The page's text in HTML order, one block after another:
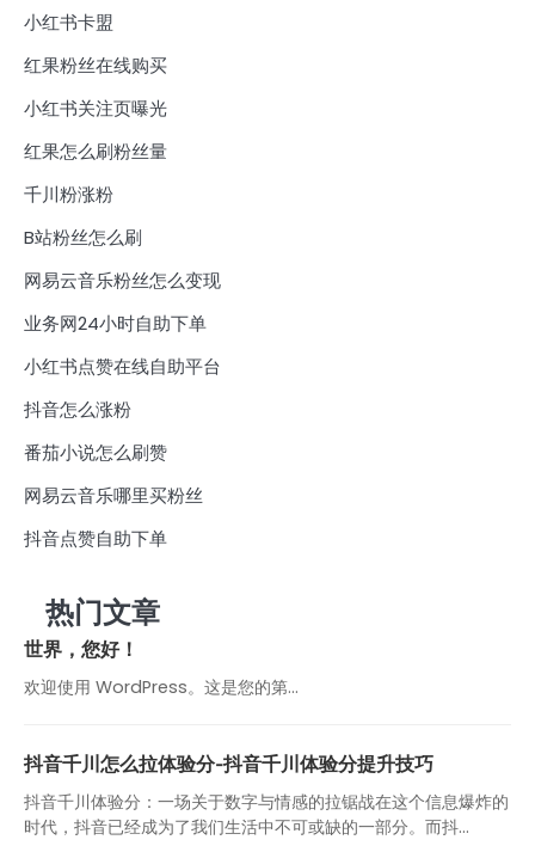
小红书卡盟
红果粉丝在线购买
小红书关注页曝光
红果怎么刷粉丝量
千川粉涨粉
B站粉丝怎么刷
网易云音乐粉丝怎么变现
业务网24小时自助下单
小红书点赞在线自助平台
抖音怎么涨粉
番茄小说怎么刷赞
网易云音乐哪里买粉丝
抖音点赞自助下单
热门文章
世界，您好！
欢迎使用 WordPress。这是您的第…
抖音千川怎么拉体验分-抖音千川体验分提升技巧
抖音千川体验分：一场关于数字与情感的拉锯战在这个信息爆炸的
时代，抖音已经成为了我们生活中不可或缺的一部分。而抖...